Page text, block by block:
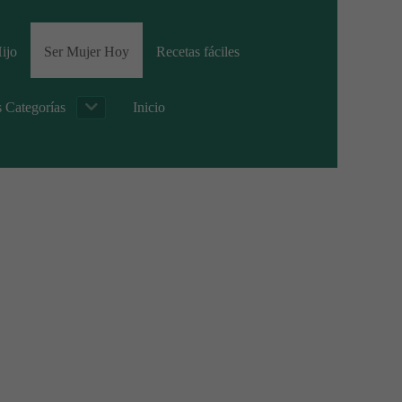
Ser Mujer Hoy Recetas fáciles
Categorías Inicio